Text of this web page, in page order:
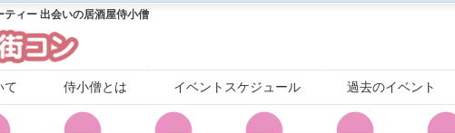
ィー 出会いの居酒屋侍小僧
て 侍小僧とは イベントスケジュール 過去のイベント